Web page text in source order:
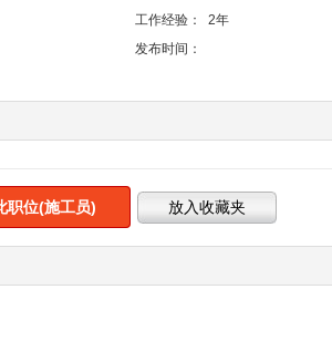
工作经验：
2年
发布时间：
职位(施工员)